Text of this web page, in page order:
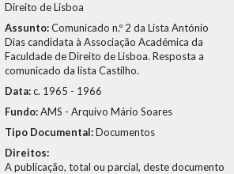
Direito de Lisboa
Assunto:Comunicado n.º 2 da Lista António
Dias candidata à Associação Académica da
Faculdade de Direito de Lisboa. Resposta a
comunicado da lista Castilho.
Data:c. 1965 - 1966
Fundo:AMS - Arquivo Mário Soares
Tipo Documental:Documentos
Direitos:
A publicação, total ou parcial, deste documento